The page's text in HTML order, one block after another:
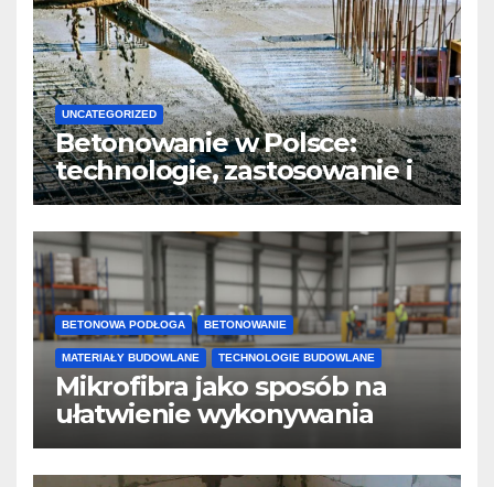
UNCATEGORIZED
Betonowanie w Polsce:
technologie, zastosowanie i
design
BETONOWA PODŁOGA BETONOWANIE
MATERIAŁY BUDOWLANE TECHNOLOGIE BUDOWLANE
Mikrofibra jako sposób na
ułatwienie wykonywania
posadzek betonowych i
konstrukcji